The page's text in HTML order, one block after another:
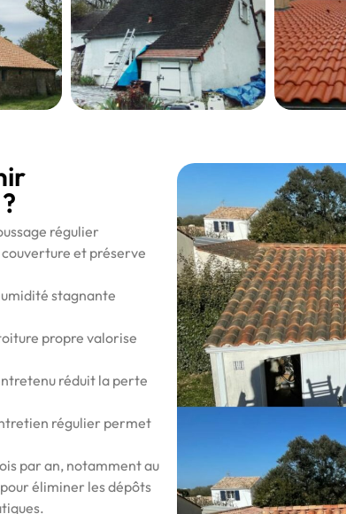
régulier
et préserve
stagnante
propre valorise
réduit la perte
régulier permet
par an, notamment au
éliminer les dépôts